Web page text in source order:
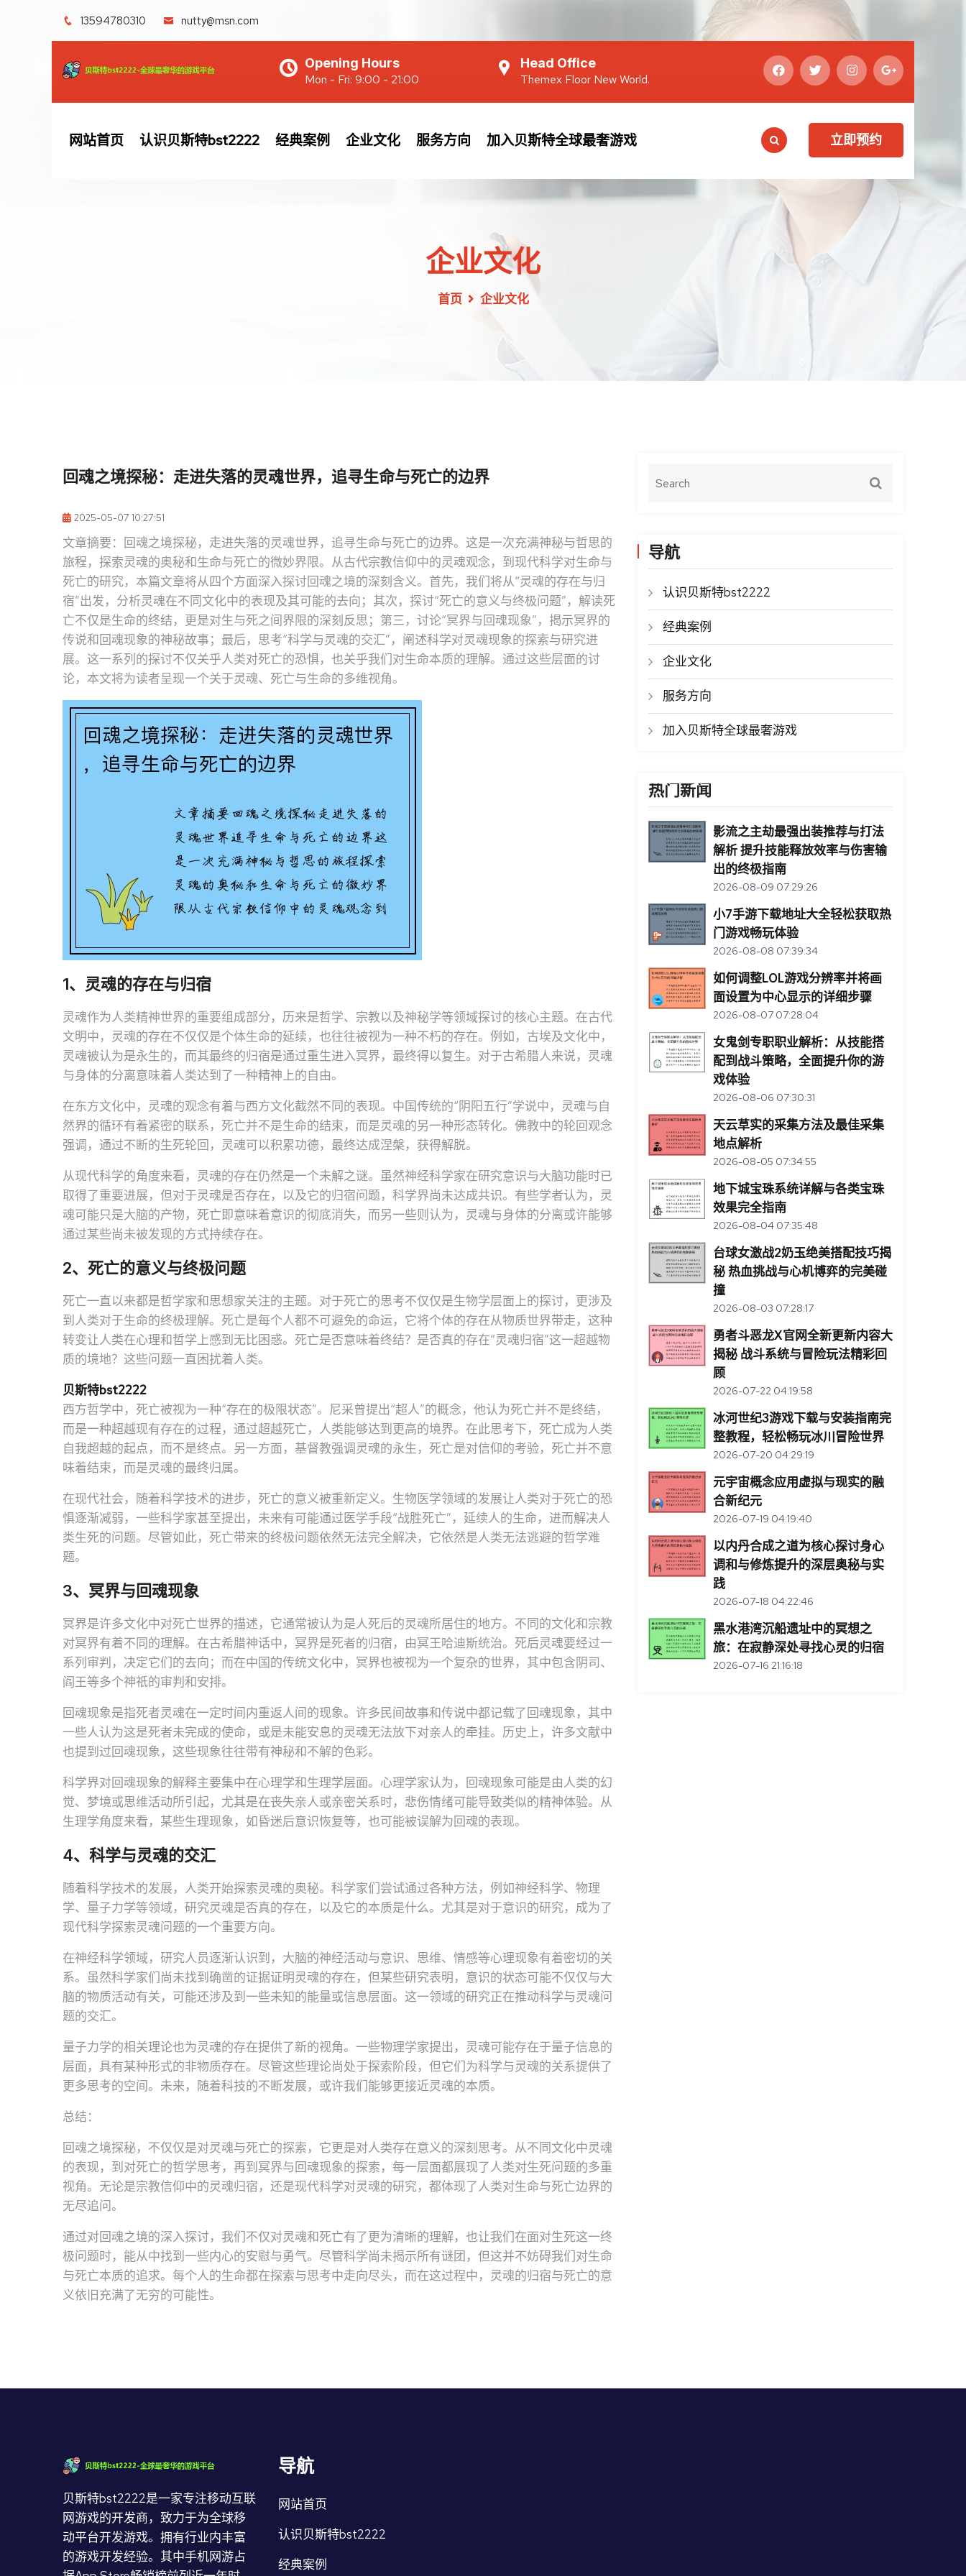
13594780310 nutty@msn.com
Opening Hours
Mon - Fri: 9:00 - 21:00
Head Office
Themex Floor New World.
网站首页 认识贝斯特bst2222 经典案例 企业文化 服务方向 加入贝斯特全球最奢游戏 立即预约
企业文化
首页 企业文化
回魂之境探秘：走进失落的灵魂世界，追寻生命与死亡的边界
2025-05-07 10:27:51
文章摘要：回魂之境探秘，走进失落的灵魂世界，追寻生命与死亡的边界。这是一次充满神秘与哲思的
旅程，探索灵魂的奥秘和生命与死亡的微妙界限。从古代宗教信仰中的灵魂观念，到现代科学对生命与
死亡的研究，本篇文章将从四个方面深入探讨回魂之境的深刻含义。首先，我们将从“灵魂的存在与归
宿”出发，分析灵魂在不同文化中的表现及其可能的去向；其次，探讨“死亡的意义与终极问题”，解读死
亡不仅是生命的终结，更是对生与死之间界限的深刻反思；第三，讨论“冥界与回魂现象”，揭示冥界的
传说和回魂现象的神秘故事；最后，思考“科学与灵魂的交汇”，阐述科学对灵魂现象的探索与研究进
展。这一系列的探讨不仅关乎人类对死亡的恐惧，也关乎我们对生命本质的理解。通过这些层面的讨
论，本文将为读者呈现一个关于灵魂、死亡与生命的多维视角。
1、灵魂的存在与归宿
灵魂作为人类精神世界的重要组成部分，历来是哲学、宗教以及神秘学等领域探讨的核心主题。在古代
文明中，灵魂的存在不仅仅是个体生命的延续，也往往被视为一种不朽的存在。例如，古埃及文化中，
灵魂被认为是永生的，而其最终的归宿是通过重生进入冥界，最终得以复生。对于古希腊人来说，灵魂
与身体的分离意味着人类达到了一种精神上的自由。
在东方文化中，灵魂的观念有着与西方文化截然不同的表现。中国传统的“阴阳五行”学说中，灵魂与自
然界的循环有着紧密的联系，死亡并不是生命的结束，而是灵魂的另一种形态转化。佛教中的轮回观念
强调，通过不断的生死轮回，灵魂可以积累功德，最终达成涅槃，获得解脱。
从现代科学的角度来看，灵魂的存在仍然是一个未解之谜。虽然神经科学家在研究意识与大脑功能时已
取得了重要进展，但对于灵魂是否存在，以及它的归宿问题，科学界尚未达成共识。有些学者认为，灵
魂可能只是大脑的产物，死亡即意味着意识的彻底消失，而另一些则认为，灵魂与身体的分离或许能够
通过某些尚未被发现的方式持续存在。
2、死亡的意义与终极问题
死亡一直以来都是哲学家和思想家关注的主题。对于死亡的思考不仅仅是生物学层面上的探讨，更涉及
到人类对于生命的终极理解。死亡是每个人都不可避免的命运，它将个体的存在从物质世界带走，这种
转变让人类在心理和哲学上感到无比困惑。死亡是否意味着终结？是否真的存在“灵魂归宿”这一超越物
质的境地？这些问题一直困扰着人类。
贝斯特bst2222
西方哲学中，死亡被视为一种“存在的极限状态”。尼采曾提出“超人”的概念，他认为死亡并不是终结，
而是一种超越现有存在的过程，通过超越死亡，人类能够达到更高的境界。在此思考下，死亡成为人类
自我超越的起点，而不是终点。另一方面，基督教强调灵魂的永生，死亡是对信仰的考验，死亡并不意
味着结束，而是灵魂的最终归属。
在现代社会，随着科学技术的进步，死亡的意义被重新定义。生物医学领域的发展让人类对于死亡的恐
惧逐渐减弱，一些科学家甚至提出，未来有可能通过医学手段“战胜死亡”，延续人的生命，进而解决人
类生死的问题。尽管如此，死亡带来的终极问题依然无法完全解决，它依然是人类无法逃避的哲学难
题。
3、冥界与回魂现象
冥界是许多文化中对死亡世界的描述，它通常被认为是人死后的灵魂所居住的地方。不同的文化和宗教
对冥界有着不同的理解。在古希腊神话中，冥界是死者的归宿，由冥王哈迪斯统治。死后灵魂要经过一
系列审判，决定它们的去向；而在中国的传统文化中，冥界也被视为一个复杂的世界，其中包含阴司、
阎王等多个神祇的审判和安排。
回魂现象是指死者灵魂在一定时间内重返人间的现象。许多民间故事和传说中都记载了回魂现象，其中
一些人认为这是死者未完成的使命，或是未能安息的灵魂无法放下对亲人的牵挂。历史上，许多文献中
也提到过回魂现象，这些现象往往带有神秘和不解的色彩。
科学界对回魂现象的解释主要集中在心理学和生理学层面。心理学家认为，回魂现象可能是由人类的幻
觉、梦境或思维活动所引起，尤其是在丧失亲人或亲密关系时，悲伤情绪可能导致类似的精神体验。从
生理学角度来看，某些生理现象，如昏迷后意识恢复等，也可能被误解为回魂的表现。
4、科学与灵魂的交汇
随着科学技术的发展，人类开始探索灵魂的奥秘。科学家们尝试通过各种方法，例如神经科学、物理
学、量子力学等领域，研究灵魂是否真的存在，以及它的本质是什么。尤其是对于意识的研究，成为了
现代科学探索灵魂问题的一个重要方向。
在神经科学领域，研究人员逐渐认识到，大脑的神经活动与意识、思维、情感等心理现象有着密切的关
系。虽然科学家们尚未找到确凿的证据证明灵魂的存在，但某些研究表明，意识的状态可能不仅仅与大
脑的物质活动有关，可能还涉及到一些未知的能量或信息层面。这一领域的研究正在推动科学与灵魂问
题的交汇。
量子力学的相关理论也为灵魂的存在提供了新的视角。一些物理学家提出，灵魂可能存在于量子信息的
层面，具有某种形式的非物质存在。尽管这些理论尚处于探索阶段，但它们为科学与灵魂的关系提供了
更多思考的空间。未来，随着科技的不断发展，或许我们能够更接近灵魂的本质。
总结：
回魂之境探秘，不仅仅是对灵魂与死亡的探索，它更是对人类存在意义的深刻思考。从不同文化中灵魂
的表现，到对死亡的哲学思考，再到冥界与回魂现象的探索，每一层面都展现了人类对生死问题的多重
视角。无论是宗教信仰中的灵魂归宿，还是现代科学对灵魂的研究，都体现了人类对生命与死亡边界的
无尽追问。
通过对回魂之境的深入探讨，我们不仅对灵魂和死亡有了更为清晰的理解，也让我们在面对生死这一终
极问题时，能从中找到一些内心的安慰与勇气。尽管科学尚未揭示所有谜团，但这并不妨碍我们对生命
与死亡本质的追求。每个人的生命都在探索与思考中走向尽头，而在这过程中，灵魂的归宿与死亡的意
义依旧充满了无穷的可能性。
导航
认识贝斯特bst2222
经典案例
企业文化
服务方向
加入贝斯特全球最奢游戏
热门新闻
影流之主劫最强出装推荐与打法
解析 提升技能释放效率与伤害输
出的终极指南
2026-08-09 07:29:26
小7手游下载地址大全轻松获取热
门游戏畅玩体验
2026-08-08 07:39:34
如何调整LOL游戏分辨率并将画
面设置为中心显示的详细步骤
2026-08-07 07:28:04
女鬼剑专职职业解析：从技能搭
配到战斗策略，全面提升你的游
戏体验
2026-08-06 07:30:31
天云草实的采集方法及最佳采集
地点解析
2026-08-05 07:34:55
地下城宝珠系统详解与各类宝珠
效果完全指南
2026-08-04 07:35:48
台球女激战2奶玉绝美搭配技巧揭
秘 热血挑战与心机博弈的完美碰
撞
2026-08-03 07:28:17
勇者斗恶龙X官网全新更新内容大
揭秘 战斗系统与冒险玩法精彩回
顾
2026-07-22 04:19:58
冰河世纪3游戏下载与安装指南完
整教程，轻松畅玩冰川冒险世界
2026-07-20 04:29:19
元宇宙概念应用虚拟与现实的融
合新纪元
2026-07-19 04:19:40
以内丹合成之道为核心探讨身心
调和与修炼提升的深层奥秘与实
践
2026-07-18 04:22:46
黑水港湾沉船遗址中的冥想之
旅：在寂静深处寻找心灵的归宿
2026-07-16 21:16:18
贝斯特bst2222是一家专注移动互联
网游戏的开发商，致力于为全球移
动平台开发游戏。拥有行业内丰富
的游戏开发经验。其中手机网游占
导航
网站首页
认识贝斯特bst2222
经典案例